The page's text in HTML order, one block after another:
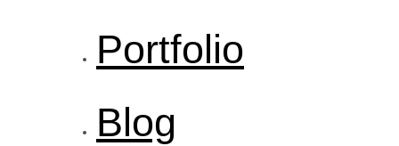
Portfolio
Blog